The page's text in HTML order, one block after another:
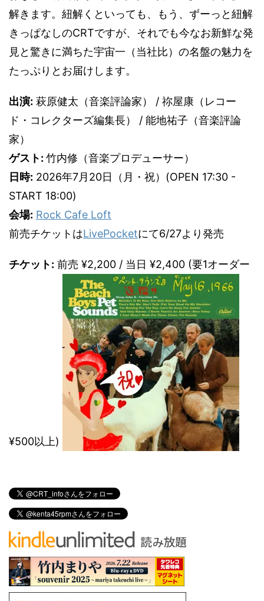
解きます。紐解くといっても、もう、ずーっと紐解
きっぱなしのCRTですが、それでも今なお新鮮な発
見と驚きに満ちた宇宙一（当社比）の名盤の魅力を
たっぷりとお届けします。
出演: 萩原健太（音楽評論家） / 祢屋康（レコー
ド・コレクターズ編集長） / 能地祐子（音楽評論
家）
ゲスト: 竹内修（音楽プロデューサー）
日時: 2026年7月20日（月・祝）(OPEN 17:30 -
START 18:00)
会場: Rock Cafe Loft
前売チケットはLivePocketにて6/27より発売
チケット: 前売 ¥2,200 / 当日 ¥2,400 (要1オーダー
¥500以上)